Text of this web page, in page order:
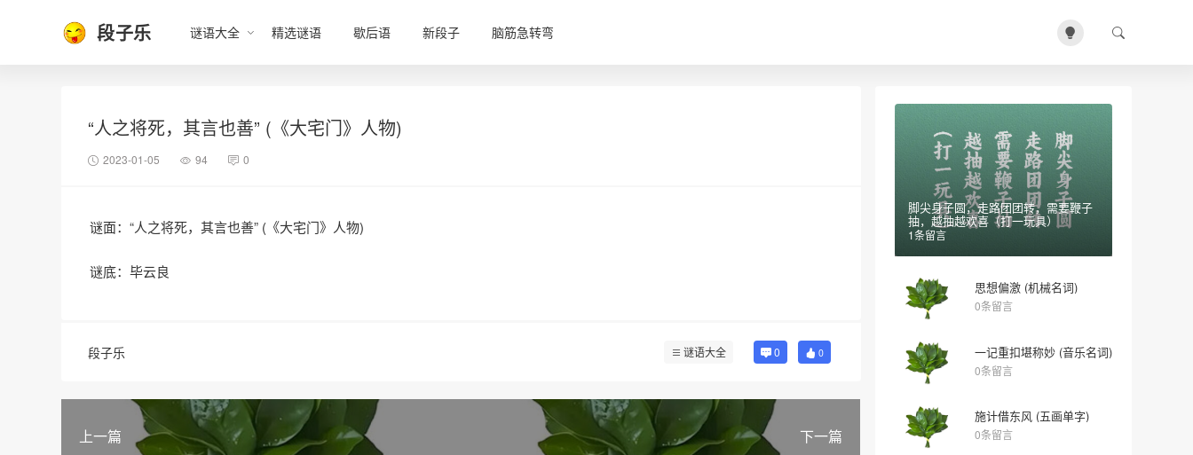
段子乐 谜语大全 精选谜语 歇后语 新段子 脑筋急转弯
“人之将死，其言也善” (《大宅门》人物)
2023-01-05 94 0
谜面：“人之将死，其言也善” (《大宅门》人物)
谜底：毕云良
段子乐 谜语大全 0 0
上一篇 下一篇
脚尖身子圆，走路团团转，需要鞭子
抽，越抽越欢喜（打一玩具）
1条留言
思想偏激 (机械名词)
0条留言
一记重扣堪称妙 (音乐名词)
0条留言
施计借东风 (五画单字)
0条留言